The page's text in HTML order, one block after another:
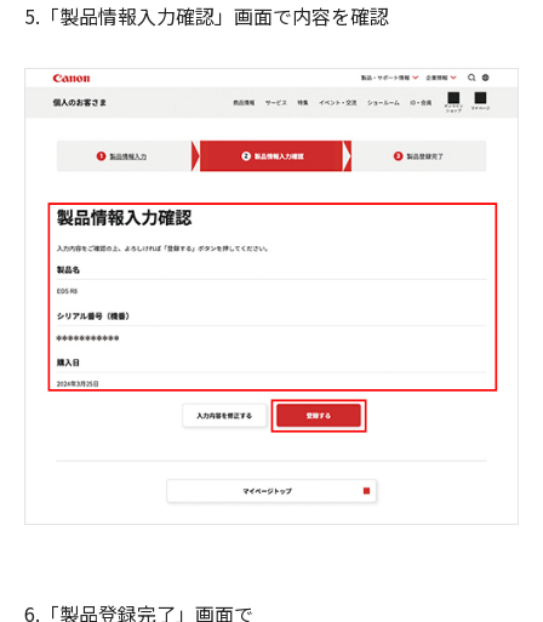
5.「製品情報入力確認」画面で内容を確認
6.「製品登録完了」画面で